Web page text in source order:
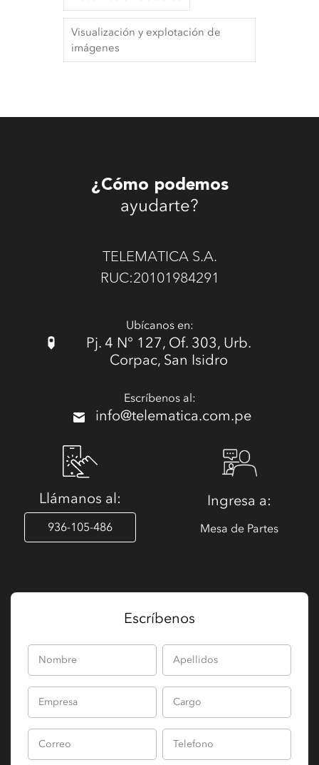
Visualización y explotación de
imágenes
¿Cómo podemos
ayudarte?
TELEMATICA S.A.
RUC:20101984291
Ubícanos en:
Pj. 4 N° 127, Of. 303, Urb.
Corpac, San Isidro
Escríbenos al:
info@telematica.com.pe
Llámanos al:
936-105-486
Ingresa a:
Mesa de Partes
Escríbenos